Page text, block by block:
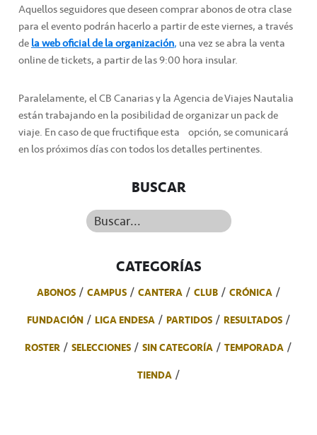
Aquellos seguidores que deseen comprar abonos de otra clase
para el evento podrán hacerlo a partir de este viernes, a través
dela web oficial de la organización, una vez se abra la venta
online de tickets, a partir de las 9:00 hora insular.
Paralelamente, el CB Canarias y la Agencia de Viajes Nautalia
están trabajando en la posibilidad de organizar un pack de
viaje. En caso de que fructifique esta opción, se comunicará
en los próximos días con todos los detalles pertinentes.
BUSCAR
Buscar...
CATEGORÍAS
ABONOS CAMPUS CANTERA CLUB
CRÓNICA
FUNDACIÓN
LIGA ENDESA PARTIDOS
RESULTADOS
ROSTER
SELECCIONES SIN CATEGORÍA
TEMPORADA
TIENDA